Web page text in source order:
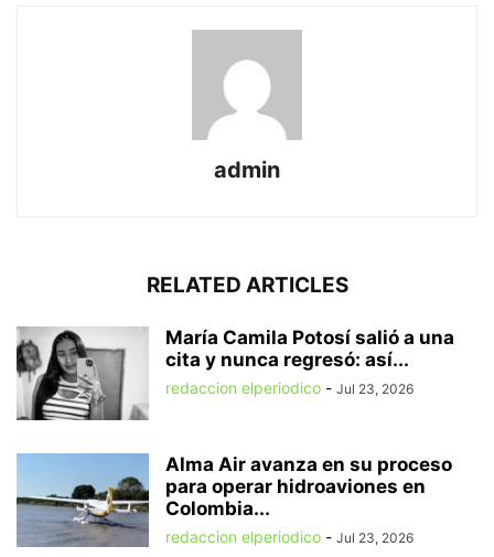
admin
RELATED ARTICLES
María Camila Potosí salió a una
cita y nunca regresó: así...
redaccion elperiodico - Jul 23, 2026
Alma Air avanza en su proceso
para operar hidroaviones en
Colombia...
redaccion elperiodico - Jul 23, 2026